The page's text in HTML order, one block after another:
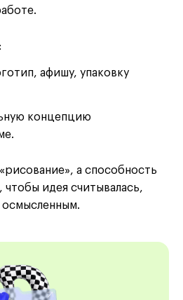
афишу, упаковку
концепцию
а способность
чтобы идея считывалась,
осмысленным.